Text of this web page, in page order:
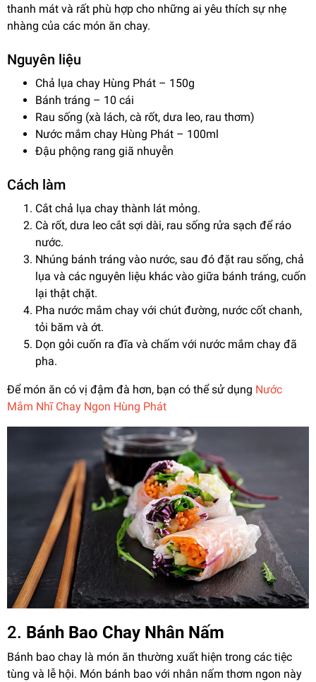
thanh mát và rất phù hợp cho những ai yêu thích sự nhẹ
nhàng của các món ăn chay.
Nguyên liệu
Chả lụa chay Hùng Phát – 150g
Bánh tráng – 10 cái
Rau sống (xà lách, cà rốt, dưa leo, rau thơm)
Nước mắm chay Hùng Phát – 100ml
Đậu phộng rang giã nhuyễn
Cách làm
Cắt chả lụa chay thành lát mỏng.
Cà rốt, dưa leo cắt sợi dài, rau sống rửa sạch để ráo
nước.
Nhúng bánh tráng vào nước, sau đó đặt rau sống, chả
lụa và các nguyên liệu khác vào giữa bánh tráng, cuốn
lại thật chặt.
Pha nước mắm chay với chút đường, nước cốt chanh,
tỏi băm và ớt.
Dọn gỏi cuốn ra đĩa và chấm với nước mắm chay đã
pha.
Để món ăn có vị đậm đà hơn, bạn có thể sử dụng Nước
Mắm Nhĩ Chay Ngon Hùng Phát
2. Bánh Bao Chay Nhân Nấm
Bánh bao chay là món ăn thường xuất hiện trong các tiệc
tùng và lễ hội. Món bánh bao với nhân nấm thơm ngon này